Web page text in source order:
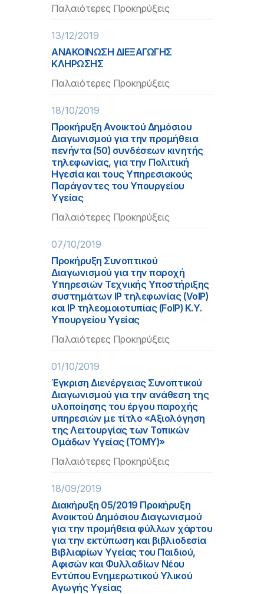
Παλαιότερες Προκηρύξεις
13/12/2019
ΑΝΑΚΟΙΝΩΣΗ ΔΙΕΞΑΓΩΓΗΣ
ΚΛΗΡΩΣΗΣ
Παλαιότερες Προκηρύξεις
18/10/2019
Προκήρυξη Ανοικτού Δημόσιου
Διαγωνισμού για την προμήθεια
πενήντα (50) συνδέσεων κινητής
τηλεφωνίας, για την Πολιτική
Ηγεσία και τους Υπηρεσιακούς
Παράγοντες του Υπουργείου
Υγείας
Παλαιότερες Προκηρύξεις
07/10/2019
Προκήρυξη Συνοπτικού
Διαγωνισμού για την παροχή
Υπηρεσιών Τεχνικής Υποστήριξης
συστημάτων IP τηλεφωνίας (VoIP)
και IP τηλεομοιοτυπίας (FolP) Κ.Υ.
Υπουργείου Υγείας
Παλαιότερες Προκηρύξεις
01/10/2019
Έγκριση Διενέργειας Συνοπτικού
Διαγωνισμού για την ανάθεση της
υλοποίησης του έργου παροχής
υπηρεσιών με τίτλο «Αξιολόγηση
της Λειτουργίας των Τοπικών
Ομάδων Υγείας (ΤΟΜΥ)»
Παλαιότερες Προκηρύξεις
18/09/2019
Διακήρυξη 05/2019 Προκήρυξη
Ανοικτού Δημόσιου Διαγωνισμού
για την προμήθεια φύλλων χάρτου
για την εκτύπωση και βιβλιοδεσία
Βιβλιαρίων Υγείας του Παιδιού,
Αφισών και Φυλλαδίων Νέου
Εντύπου Ενημερωτικού Υλικού
Αγωγής Υγείας